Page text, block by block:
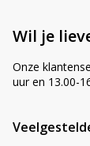
Wil je
Onze
uur en 13.00-